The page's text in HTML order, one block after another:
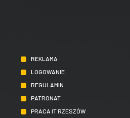
REKLAMA
LOGOWANIE
REGULAMIN
PATRONAT
PRACA IT RZESZÓW